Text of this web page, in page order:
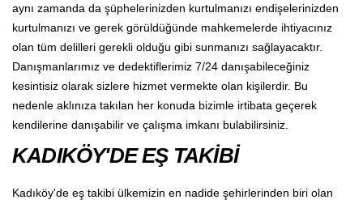
aynı zamanda da şüphelerinizden kurtulmanızı endişelerinizden
kurtulmanızı ve gerek görüldüğünde mahkemelerde ihtiyacınız
olan tüm delilleri gerekli olduğu gibi sunmanızı sağlayacaktır.
Danışmanlarımız ve dedektiflerimiz 7/24 danışabileceğiniz
kesintisiz olarak sizlere hizmet vermekte olan kişilerdir. Bu
nedenle aklınıza takılan her konuda bizimle irtibata geçerek
kendilerine danışabilir ve çalışma imkanı bulabilirsiniz.
KADIKÖY'DE EŞ TAKİBİ
Kadıköy'de eş takibi ülkemizin en nadide şehirlerinden biri olan